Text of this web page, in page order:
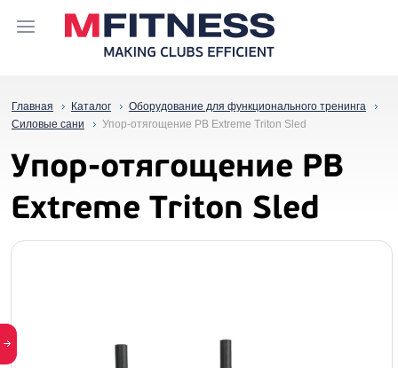
Главная Каталог
Оборудование для функционального тренинга
Силовые сани
Упор-отягощение PB Extreme Triton Sled
Упор-отягощение PB
Extreme Triton Sled